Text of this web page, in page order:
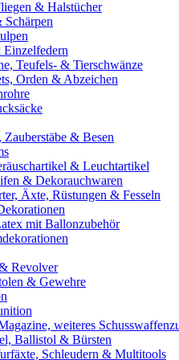
& Halstücher
Schärpen
Einzelfedern
Teufels- & Tierschwänze
Orden & Abzeichen
Zauberstäbe & Besen
& Leuchtartikel
& Dekorauchwaren
Äxte, Rüstungen & Fesseln
mit Ballonzubehör
Revolver
& Gewehre
weiteres
Ballistol & Bürsten
Schleudern & Multitools